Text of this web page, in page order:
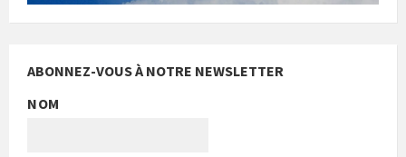
ABONNEZ-VOUS À NOTRE NEWSLETTER
NOM